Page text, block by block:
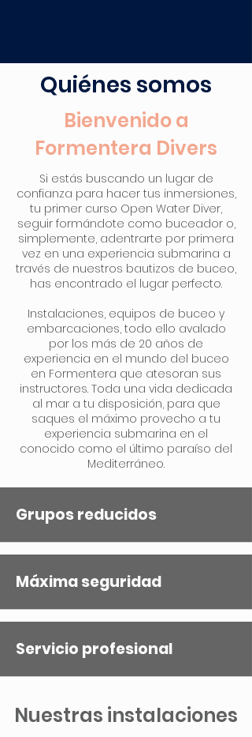
Quiénes somos
Bienvenido a
Formentera Divers
Si estás buscando un lugar de
confianza para hacer tus inmersiones,
tu primer curso Open Water Diver,
seguir formándote como buceador o,
simplemente, adentrarte por primera
vez en una experiencia submarina a
través de nuestros bautizos de buceo,
has encontrado el lugar perfecto.
Instalaciones, equipos de buceo y
embarcaciones, todo ello avalado
por los más de 20 años de
experiencia en el mundo del buceo
en Formentera que atesoran sus
instructores. Toda una vida dedicada
al mar a tu disposición, para que
saques el máximo provecho a tu
experiencia submarina en el
conocido como el último paraíso del
Mediterráneo.
Grupos reducidos
Máxima seguridad
Servicio profesional
Nuestras instalaciones